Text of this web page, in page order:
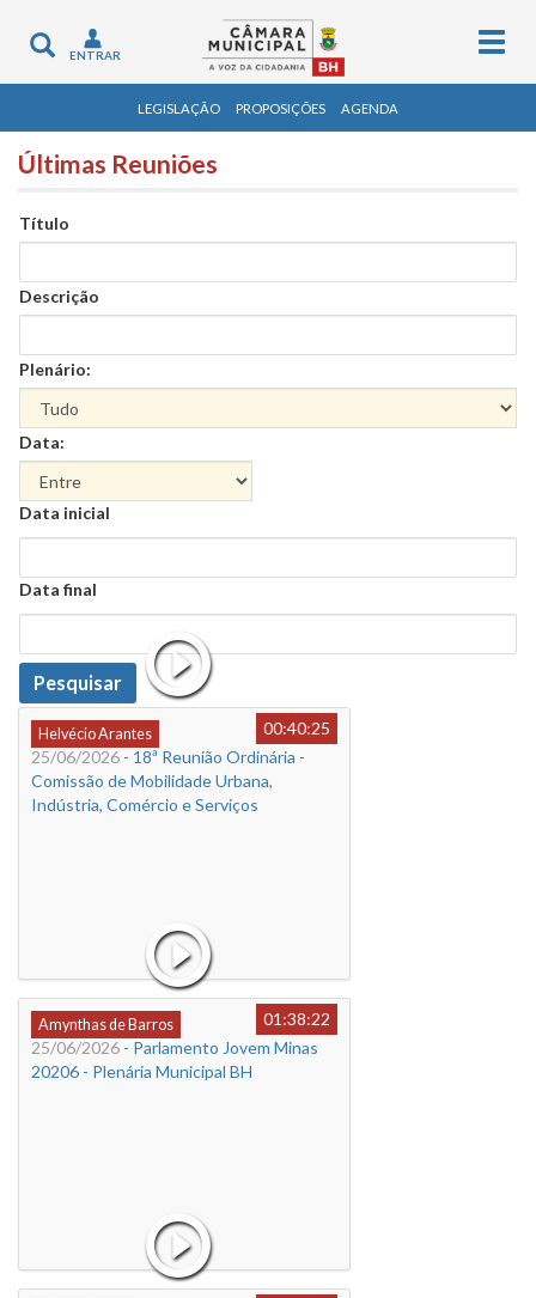
Toggle
navigation
ENTRAR
LEGISLAÇÃO PROPOSIÇÕES AGENDA
Últimas Reuniões
Título
Descrição
Plenário:
Data:
Data
Data inicial
Data
Data final
Data
Pesquisar
Helvécio Arantes
00:40:25
25/06/2026 - 18ª Reunião Ordinária -
Comissão de Mobilidade Urbana,
Indústria, Comércio e Serviços
Amynthas de Barros
01:38:22
25/06/2026 - Parlamento Jovem Minas
20206 - Plenária Municipal BH